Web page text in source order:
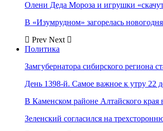
Олени Деда Мороза и игрушки
В «Изумрудном» загорелась
Prev Next
Политика
Замгубернатора сибирского региона
День 1398-й. Самое важное к утру 22
В Каменском районе Алтайского края
Зеленский согласился на